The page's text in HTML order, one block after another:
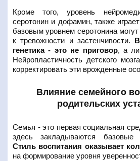
Кроме того, уровень
серотонин и дофамин, также
базовым уровнем серотонина
к тревожности и застенчивости.
генетика - это не приговор, а
Нейропластичность детского
корректировать эти врожденные
Влияние семейного
родительских
Семья - это первая социальная
здесь закладываются базовые
Стиль воспитания оказывает
на формирование уровня